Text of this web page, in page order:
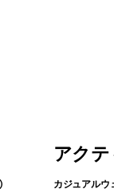
アク
カジュアルウ